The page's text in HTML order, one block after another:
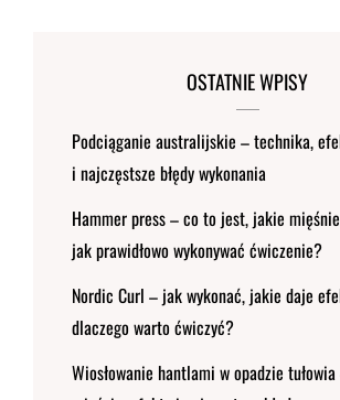
OSTATNIE WPISY
Podciąganie australijskie – technika,
i najczęstsze błędy wykonania
Hammer press – co to jest, jakie
jak prawidłowo wykonywać ćwiczenie?
Nordic Curl – jak wykonać, jakie daje
dlaczego warto ćwiczyć?
Wiosłowanie hantlami w opadzie